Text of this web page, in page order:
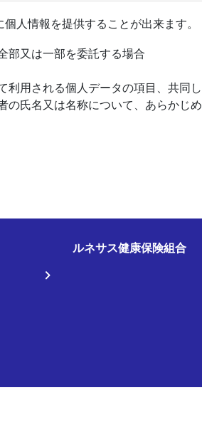
人情報を提供することが出来ます。
部又は一部を委託する場合
用される個人データの項目、共同
の氏名又は名称について、あらかじ
ルネサス健康保険組合